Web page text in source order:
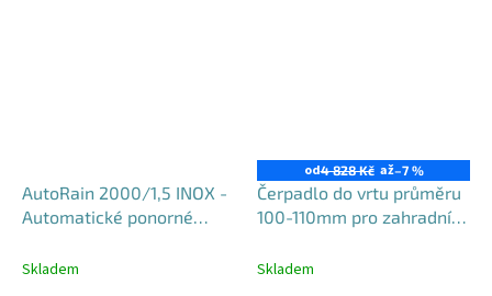
AutoRain 2000/1,5 INOX -
Automatické ponorné
nádrže
Skladem
od4 828 Kč až–7 %
Čerpadlo do vrtu průměru
100-110mm pro zahradní
Skladem